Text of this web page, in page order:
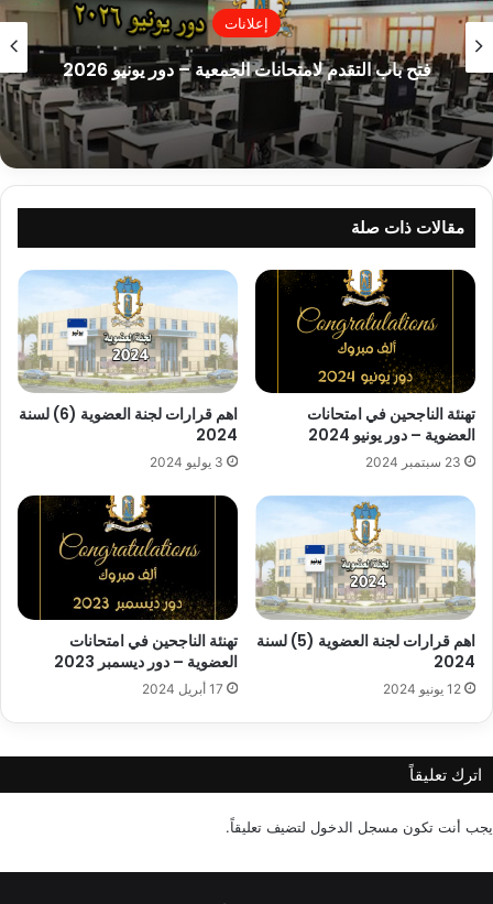
إعلانات
فتح باب التقدم لامتحانات الجمعية – دور يونيو 2026
مقالات ذات صلة
تهنئة الناجحين في امتحانات
العضوية – دور يونيو 2024
23 سبتمبر 2024
اهم قرارات لجنة العضوية (6) لسنة
2024
3 يوليو 2024
اهم قرارات لجنة العضوية (5) لسنة
2024
12 يونيو 2024
تهنئة الناجحين في امتحانات
العضوية – دور ديسمبر 2023
17 أبريل 2024
اترك تعليقاً
يجب أنت تكون مسجل الدخول لتضيف تعليقاً.